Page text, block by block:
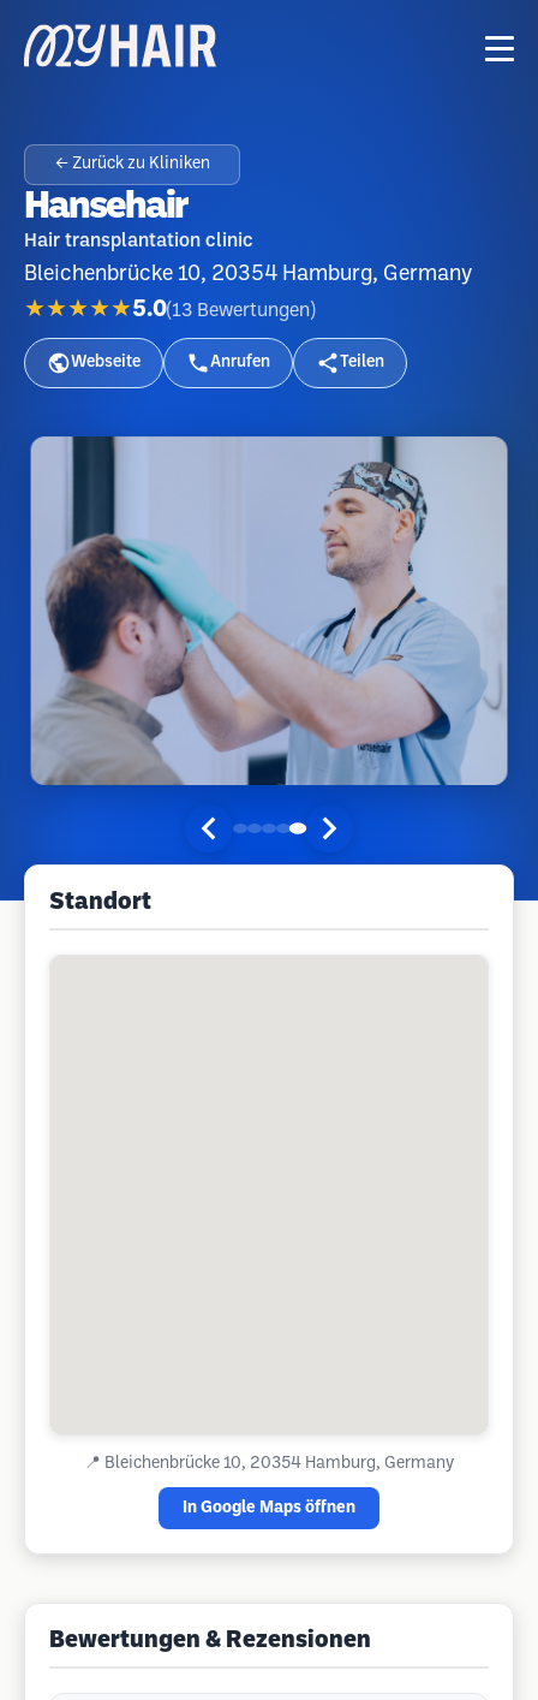
← Zurück zu Kliniken
Hansehair
Hair transplantation clinic
Bleichenbrücke 10, 20354 Hamburg, Germany
★★★★★5.0(13 Bewertungen )
Webseite Anrufen Teilen
Standort
📍 Bleichenbrücke 10, 20354 Hamburg, Germany
In Google Maps öffnen
Bewertungen & Rezensionen